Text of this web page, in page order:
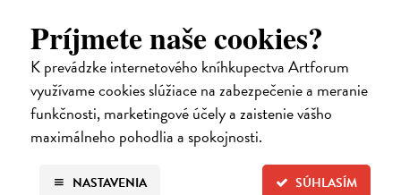
Príjmete naše cookies?
K prevádzke internetového kníhkupectva Artforum
využívame cookies slúžiace na zabezpečenie a meranie
funkčnosti, marketingové účely a zaistenie vášho
maximálneho pohodlia a spokojnosti.
SÚHLASÍM
NASTAVENIA
Začíname s príkrmami
Tkáčová Judita, Pivrncová Eliška, Kuřátková Petra, Vrábelová
Tereza| Kniha
Prvé jedlo dieťatka je preň tým najdôležitejším míľnikom. A pre
rodičov zas veľkým orieškom.
Čaká sa dotlač, vychádza 11.9.2026, zasielame do 12 dní od
dotlače